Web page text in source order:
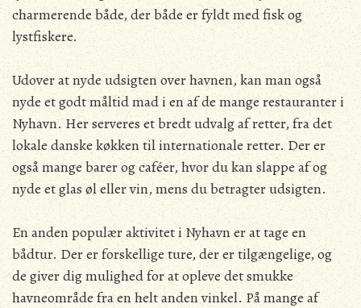
charmerende både, der både er fyldt med fisk og
lystfiskere.
Udover at nyde udsigten over havnen, kan man også
nyde et godt måltid mad i en af de mange restauranter i
Nyhavn. Her serveres et bredt udvalg af retter, fra det
lokale danske køkken til internationale retter. Der er
også mange barer og caféer, hvor du kan slappe af og
nyde et glas øl eller vin, mens du betragter udsigten.
En anden populær aktivitet i Nyhavn er at tage en
bådtur. Der er forskellige ture, der er tilgængelige, og
de giver dig mulighed for at opleve det smukke
havneområde fra en helt anden vinkel. På mange af